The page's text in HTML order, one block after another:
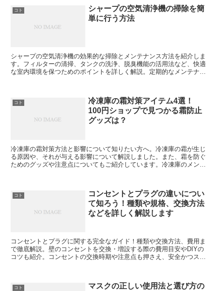
コト
シャープの空気清浄機の掃除を簡
単に行う方法
シャープの空気清浄機の効果的な掃除とメンテナンス方法を紹介しま
す。フィルターの清掃、タンクの洗浄、脱臭機能の活用法など、快適
な室内環境を保つためのポイントを詳しく解説。定期的なメンテナン
コト
冷凍庫の霜対策アイテム4選！
100円ショップで見つかる霜防止
グッズは？
冷凍庫の霜対策方法と影響について知りたい方へ。冷凍庫の霜が生じ
る原因や、それが与える影響について解説しました。また、霜を防ぐ
ためのグッズや注意点についてもご紹介しています。冷凍庫のメンテ
コト
コンセントとプラグの違いについ
て知ろう！種類や規格、交換方法
などを詳しく解説します
コンセントとプラグに関する完全なガイド！種類や交換方法、費用ま
で徹底解説。壁のコンセントを交換・増設する際の費用目安やDIYの
コツも紹介。コンセントの交換時期や注意点も押さえ、安全かつスマ
コト
マスクの正しい使用法と選び方の